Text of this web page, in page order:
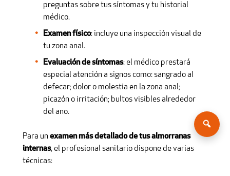
preguntas sobre tus síntomas y tu historial
médico.
Examen físico: incluye una inspección visual de
tu zona anal.
Evaluación de síntomas: el médico prestará
especial atención a signos como: sangrado al
defecar; dolor o molestia en la zona anal;
picazón o irritación; bultos visibles alrededor
del ano.
Para un examen más detallado de tus almorranas
internas, el profesional sanitario dispone de varias
técnicas: